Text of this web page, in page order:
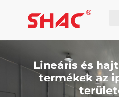
Lineáris és
termékek az